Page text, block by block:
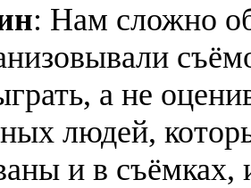
: Нам сложно
а не
людей,
и в